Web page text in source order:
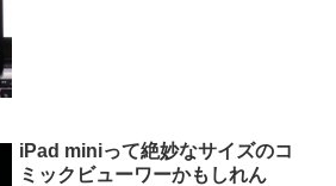
iPad miniって絶妙なサイズのコ
ミックビューワーかもしれん